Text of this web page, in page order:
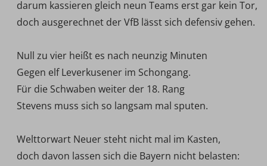
darum kassieren gleich neun Teams erst gar kein Tor,
doch ausgerechnet der VfB lässt sich defensiv gehen.
Null zu vier heißt es nach neunzig Minuten
Gegen elf Leverkusener im Schongang.
Für die Schwaben weiter der 18. Rang 
Stevens muss sich so langsam mal sputen.
Welttorwart Neuer steht nicht mal im Kasten,
doch davon lassen sich die Bayern nicht belasten: